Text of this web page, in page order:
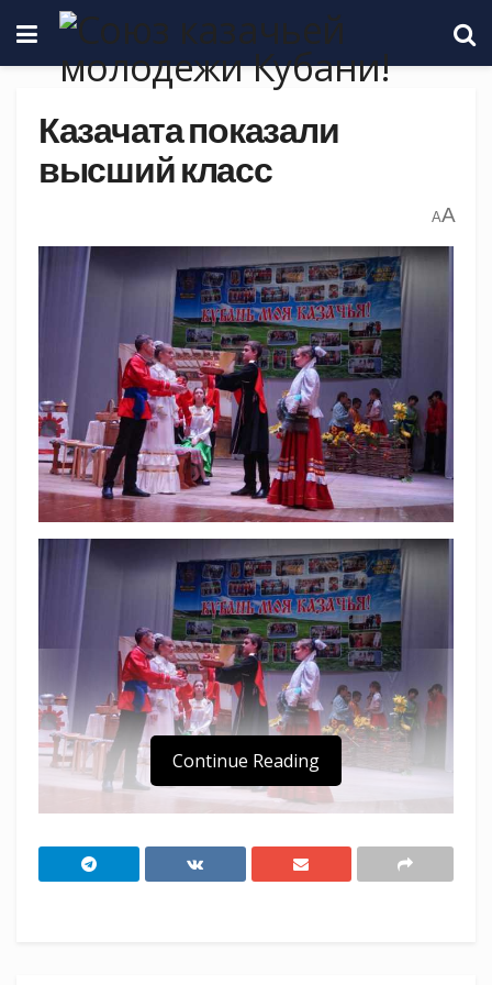
Казачата показали
высший класс
AA
В Новороссийске прошел муниципальный этап
Continue Reading